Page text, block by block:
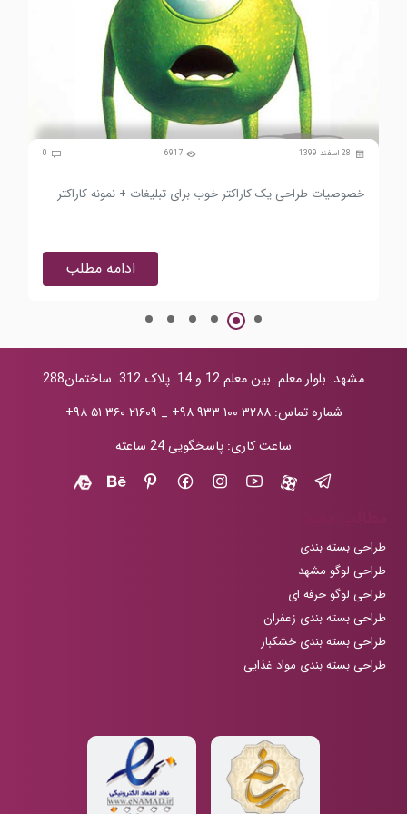
28 اسفند 1399 6917
0
خصوصیات طراحی یک کاراکتر خوب برای تبلیغات + نمونه کاراکتر
ادامه مطلب
مشهد. بلوار معلم. بین معلم 12 و 14. پلاک 312. ساختمان288
شماره تماس:+۹۸ ۹۳۳ ۱۰۰ ۳۲۸۸ _ +۹۸ ۵۱ ۳۶۰ ۲۱۶۰۹
ساعت کاری: پاسخگویی 24 ساعته
طراحی بسته بندی
طراحی لوگو مشهد
طراحی لوگو حرفه ای
طراحی بسته بندی زعفران
طراحی بسته بندی خشکبار
طراحی بسته بندی مواد غذایی